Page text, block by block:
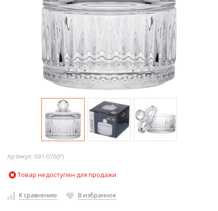
Артикул: 691-076(P)
Товар недоступен для продажи
К сравнению В избранное